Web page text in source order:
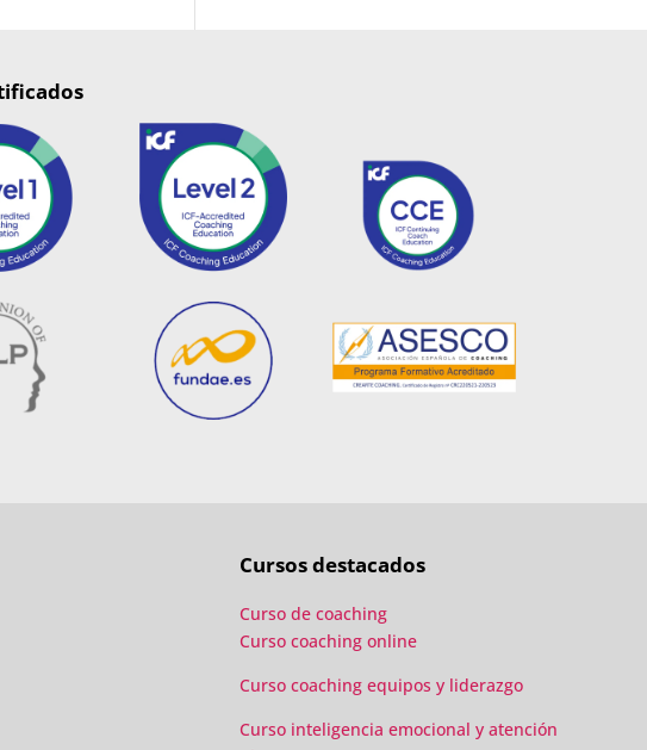
Cursos destacados
Curso de coaching
Curso coaching online
Curso coaching equipos y liderazgo
Curso inteligencia emocional y atención